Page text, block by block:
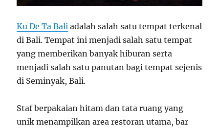
Ku De Ta Bali adalah salah satu tempat terkenal
di Bali. Tempat ini menjadi salah satu tempat
yang memberikan banyak hiburan serta
menjadi salah satu panutan bagi tempat sejenis
di Seminyak, Bali.
Staf berpakaian hitam dan tata ruang yang
unik menampilkan area restoran utama, bar